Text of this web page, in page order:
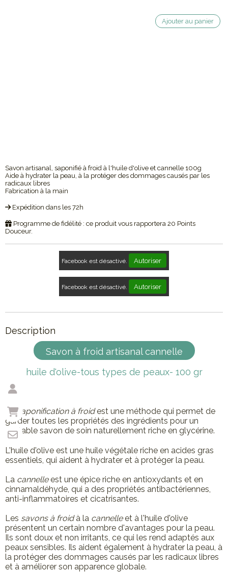
Ajouter au panier
Savon artisanal, saponifié à froid à l'huile d'olive et cannelle 100g
Aide à hydrater la peau, à la protéger des dommages causés par les
radicaux libres
Fabrication à la main
Expédition dans les 72h
Programme de fidélité : ce produit vous rapportera 20 Points
Douceur.
Facebook est désactivé. Autoriser
Facebook est désactivé. Autoriser
Description
Savon à froid artisanal cannelle
huile d'olive-tous types de peaux- 100 gr
Lasaponification à froidest une méthode qui permet de
garder toutes les propriétés des ingrédients pour un
véritable savon de soin naturellement riche en glycérine.
L'huile d'olive est une huile végétale riche en acides gras
essentiels, qui aident à hydrater et à protéger la peau.
La cannelleest une épice riche en antioxydants et en
cinnamaldéhyde, qui a des propriétés antibactériennes,
anti-inflammatoires et cicatrisantes.
Les savons à froidà la cannelleet à l'huile d'olive
présentent un certain nombre d'avantages pour la peau.
Ils sont doux et non irritants, ce qui les rend adaptés aux
peaux sensibles. Ils aident également à hydrater la peau, à
la protéger des dommages causés par les radicaux libres
et à améliorer son apparence globale.